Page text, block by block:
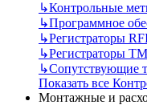
↳Контрольные
↳Программное
↳Регистраторы
↳Регистраторы ТМ
↳Сопутствующие
Показать все
Монтажные и